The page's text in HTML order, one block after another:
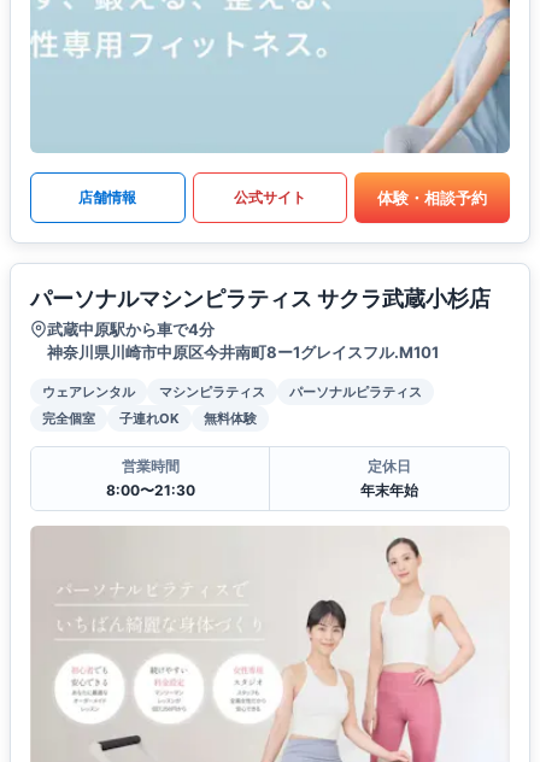
店舗情報 公式サイト 体験・相談予約
パーソナルマシンピラティス サクラ武蔵小杉店
武蔵中原駅から車で4分
神奈川県川崎市中原区今井南町8ー1グレイスフル.M101
ウェアレンタル マシンピラティス
パーソナルピラティス
完全個室
子連れOK 無料体験
営業時間
8:00〜21:30
定休日
年末年始